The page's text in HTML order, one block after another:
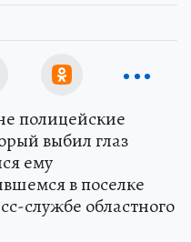
полицейские
выбил глаз
ему
в поселке
службе областного